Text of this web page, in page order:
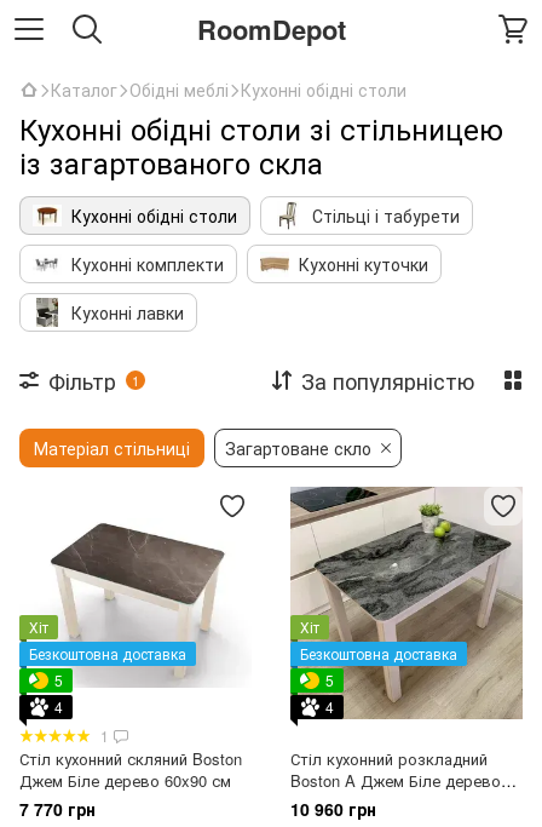
RoomDepot
Каталог Обідні меблі Кухонні обідні столи
Кухонні обідні столи зі стільницею
із загартованого скла
Кухонні обідні столи
Стільці і табурети
Кухонні комплекти
Кухонні куточки
Кухонні лавки
Фільтр 1 За популярністю
Матеріал стільниці Загартоване скло
Хіт
Безкоштовна доставка
5
4
1
Стіл кухонний скляний Boston
Джем Біле дерево 60x90 см
7 770 грн
Хіт
Безкоштовна доставка
5
4
Стіл кухонний розкладний
Boston A Джем Біле дерево
70x110 см
10 960 грн